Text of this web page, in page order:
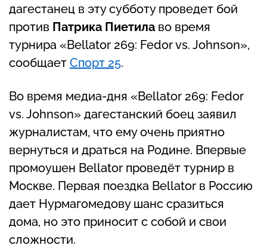
дагестанец в эту субботу проведет бой
против Патрика Пиетила во время
турнира «Bellator 269: Fedor vs. Johnson»,
сообщает Спорт 25.
Во время медиа-дня «Bellator 269: Fedor
vs. Johnson» дагестанский боец ​​заявил
журналистам, что ему очень приятно
вернуться и драться на Родине. Впервые
промоушен Bellator проведёт турнир в
Москве. Первая поездка Bellator в Россию
дает Нурмагомедову шанс сразиться
дома, но это приносит с собой и свои
сложности.